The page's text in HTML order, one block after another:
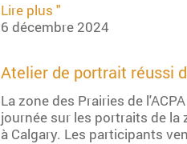
Lire plus "
6 décembre 2024
Atelier de portrait réussi
La zone des Prairies de
journée sur les portraits de la
à Calgary. Les participants